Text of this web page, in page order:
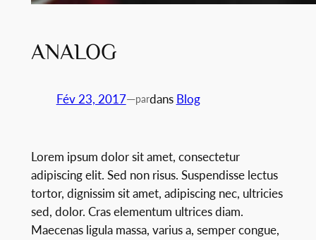
ANALOG
Fév 23, 2017—pardans Blog
Lorem ipsum dolor sit amet, consectetur
adipiscing elit. Sed non risus. Suspendisse lectus
tortor, dignissim sit amet, adipiscing nec, ultricies
sed, dolor. Cras elementum ultrices diam.
Maecenas ligula massa, varius a, semper congue,